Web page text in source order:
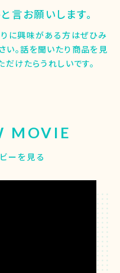
言お願いします。
に興味がある方はぜひみ
い。話を聞いたり商品を見
だけたらうれしいです。
MOVIE
ーを見る